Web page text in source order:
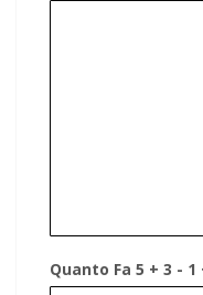
Quanto Fa 5 + 3 - 1